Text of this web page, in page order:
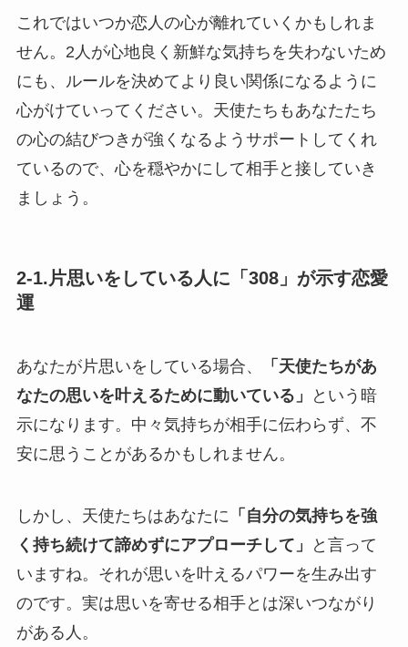
これではいつか恋人の心が離れていくかもしれま
せん。2人が心地良く新鮮な気持ちを失わないため
にも、ルールを決めてより良い関係になるように
心がけていってください。天使たちもあなたたち
の心の結びつきが強くなるようサポートしてくれ
ているので、心を穏やかにして相手と接していき
ましょう。
2-1.片思いをしている人に「308」が示す恋愛
運
あなたが片思いをしている場合、
「天使たちがあ
なたの思いを叶えるために動いている」
という暗
示になります。中々気持ちが相手に伝わらず、不
安に思うことがあるかもしれません。
しかし、天使たちはあなたに 「自分の気持ちを強
く持ち続けて諦めずにアプローチして」
と言って
いますね。それが思いを叶えるパワーを生み出す
のです。実は思いを寄せる相手とは深いつながり
がある人。